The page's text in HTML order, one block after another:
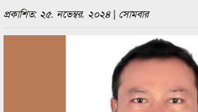
প্রকাশিত: ২৫. নভেম্বর. ২০২৪ | সোমবার